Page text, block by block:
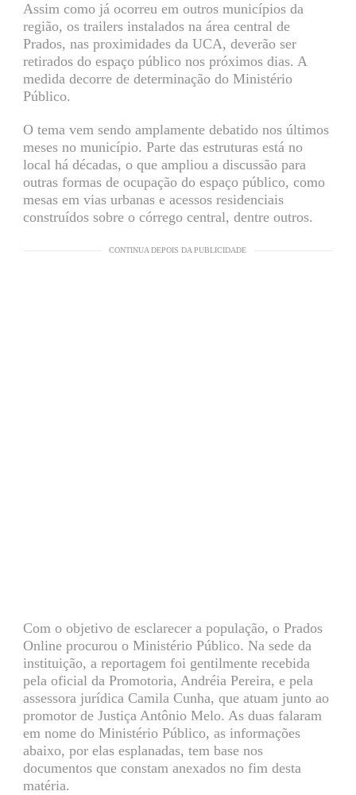
Assim como já ocorreu em outros municípios da
região, os trailers instalados na área central de
Prados, nas proximidades da UCA, deverão ser
retirados do espaço público nos próximos dias. A
medida decorre de determinação do Ministério
Público.
O tema vem sendo amplamente debatido nos últimos
meses no município. Parte das estruturas está no
local há décadas, o que ampliou a discussão para
outras formas de ocupação do espaço público, como
mesas em vias urbanas e acessos residenciais
construídos sobre o córrego central, dentre outros.
CONTINUA DEPOIS DA PUBLICIDADE
Com o objetivo de esclarecer a população, o Prados
Online procurou o Ministério Público. Na sede da
instituição, a reportagem foi gentilmente recebida
pela oficial da Promotoria, Andréia Pereira, e pela
assessora jurídica Camila Cunha, que atuam junto ao
promotor de Justiça Antônio Melo. As duas falaram
em nome do Ministério Público, as informações
abaixo, por elas esplanadas, tem base nos
documentos que constam anexados no fim desta
matéria.